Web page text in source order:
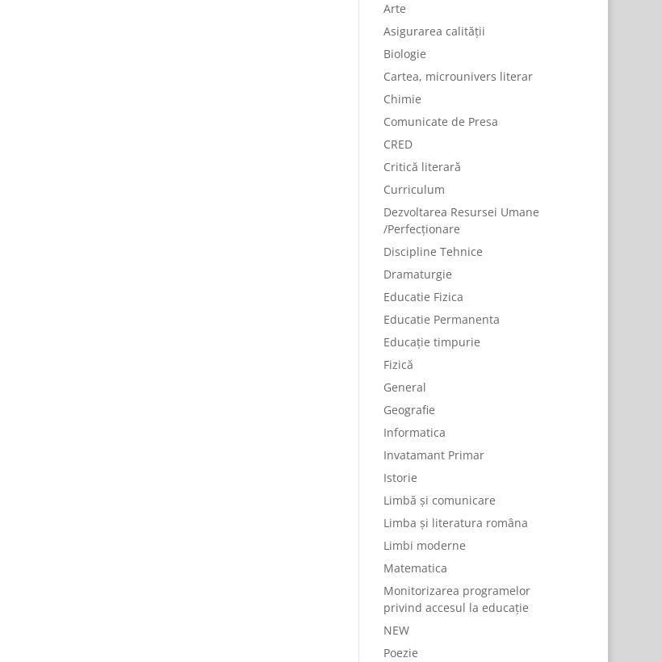
Arte
Asigurarea calității
Biologie
Cartea, microunivers literar
Chimie
Comunicate de Presa
CRED
Critică literară
Curriculum
Dezvoltarea Resursei Umane
/Perfecționare
Discipline Tehnice
Dramaturgie
Educatie Fizica
Educatie Permanenta
Educație timpurie
Fizică
General
Geografie
Informatica
Invatamant Primar
Istorie
Limbă și comunicare
Limba și literatura româna
Limbi moderne
Matematica
Monitorizarea programelor
privind accesul la educație
NEW
Poezie